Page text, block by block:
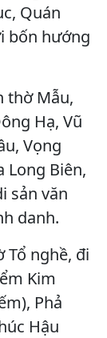
Quán
bốn hướng
thờ Mẫu,
Hạ, Vũ
Vọng
Long Biên,
sản văn
danh.
Tổ nghề, đi
Kim
Phả
Hậu